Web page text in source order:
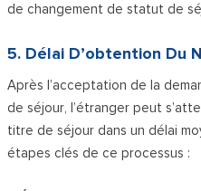
de changement de statut de
5. Délai D’obtention Du
Après l’acceptation de la
de séjour, l’étranger peut
titre de séjour dans un délai
étapes clés de ce processus :